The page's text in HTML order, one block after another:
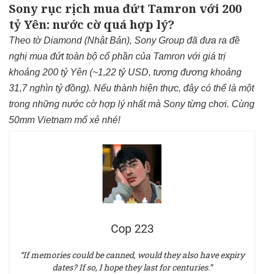
Sony rục rịch mua đứt Tamron với 200
tỷ Yên: nước cờ quá hợp lý?
Theo tờ Diamond (Nhật Bản), Sony Group đã đưa ra đề
nghị mua đứt toàn bộ cổ phần của Tamron với giá trị
khoảng 200 tỷ Yên (~1,22 tỷ USD, tương đương khoảng
31,7 nghìn tỷ đồng). Nếu thành hiện thực, đây có thể là một
trong những nước cờ hợp lý nhất mà Sony từng chơi. Cùng
50mm Vietnam mổ xẻ nhé!
Cop 223
“If memories could be canned, would they also have expiry
dates? If so, I hope they last for centuries.”